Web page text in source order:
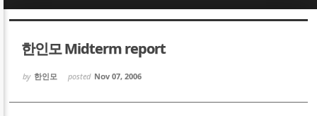
한인모 Midterm report
by 한인모 posted Nov 07, 2006
Sketchbook5, 스케치북5
Sketchbook5, 스케치북5